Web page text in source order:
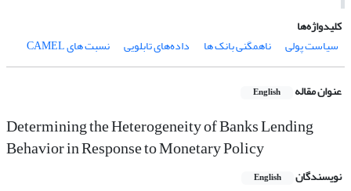
کلیدواژه‌ها
سیاست پولی
ناهمگنی بانک ها داده‌های تابلویی نسبت های CAMEL
عنوان مقاله English
Determining the Heterogeneity of Banks Lending
Behavior in Response to Monetary Policy
نویسندگان English